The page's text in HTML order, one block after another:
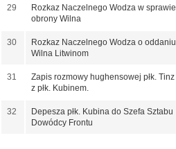
29
Rozkaz Naczelnego Wodza w sprawie
obrony Wilna
30
Rozkaz Naczelnego Wodza o oddaniu
Wilna Litwinom
31
Zapis rozmowy hughensowej płk. Tinz
z płk. Kubinem.
32
Depesza płk. Kubina do Szefa Sztabu
Dowódcy Frontu